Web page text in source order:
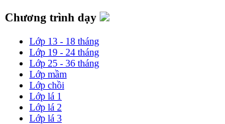
Chương trình dạy
Lớp 13 - 18 tháng
Lớp 19 - 24 tháng
Lớp 25 - 36 tháng
Lớp mầm
Lớp chồi
Lớp lá 1
Lớp lá 2
Lớp lá 3